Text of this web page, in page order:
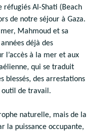
réfugiés Al-Shati (Beach
de notre séjour à Gaza.
Mahmoud et sa
déjà des
l’accès à la mer et aux
qui se traduit
blessés, des arrestations
de travail.
naturelle, mais de la
la puissance occupante,